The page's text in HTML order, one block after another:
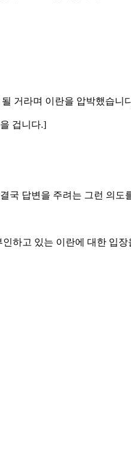
거라며 이란을 압박했습니
겁니다.]
국 답변을 주려는 그런 의
하고 있는 이란에 대한 입